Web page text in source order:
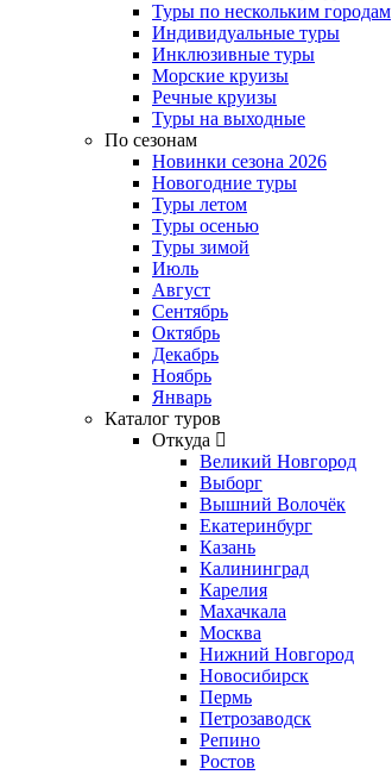
Туры по нескольким городам
Индивидуальные туры
Инклюзивные туры
Морские круизы
Речные круизы
Туры на выходные
По сезонам
Новинки сезона 2026
Новогодние туры
Туры летом
Туры осенью
Туры зимой
Июль
Август
Сентябрь
Октябрь
Декабрь
Ноябрь
Январь
Каталог туров
Откуда
Великий Новгород
Выборг
Вышний Волочёк
Екатеринбург
Казань
Калининград
Карелия
Махачкала
Москва
Нижний Новгород
Новосибирск
Пермь
Петрозаводск
Репино
Ростов